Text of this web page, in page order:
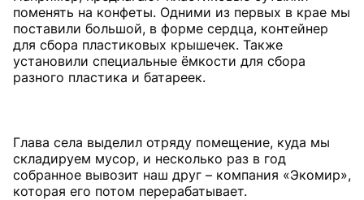
поменять на конфеты. Одними из первых в крае мы
поставили большой, в форме сердца, контейнер
для сбора пластиковых крышечек. Также
установили специальные ёмкости для сбора
разного пластика и батареек.
Глава села выделил отряду помещение, куда мы
складируем мусор, и несколько раз в год
собранное вывозит наш друг – компания «Экомир»,
которая его потом перерабатывает.